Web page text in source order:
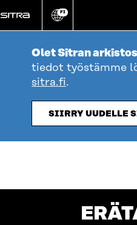
suoraan
sisältöön
Vaihda
kieli
FI
Olet Sitran
tiedot työstämme
sitra.fi.
SIIRRY UUDELLE